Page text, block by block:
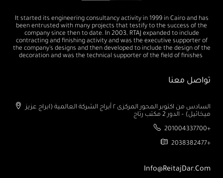
It started its engineering consultancy activity in 1999 in Cairo and has
been entrusted with many projects that testify to the success of the
company since then to date. In 2003, RTAJ expanded to include
contracting and finishing activity and was the executive supporter of
the company's designs and then developed to include the design of the
decoration and was the technical supporter of the field of finishes
تواصل معنا
ميخائيل) – الدور 2 مكتب رتاج
201004337700+
2038382477+
Info@ReitajDar.com